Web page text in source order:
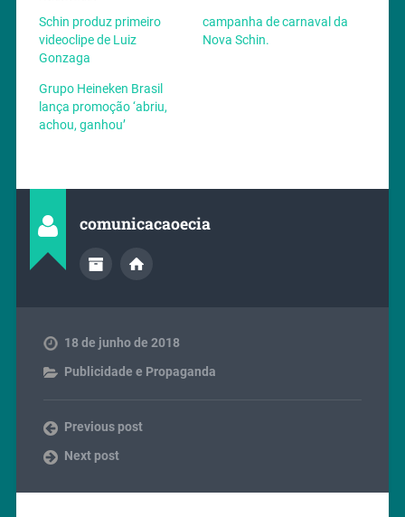
Schin produz primeiro
videoclipe de Luiz
Gonzaga
campanha de carnaval da
Nova Schin.
Grupo Heineken Brasil
lança promoção ‘abriu,
achou, ganhou’
comunicacaoecia
18 de junho de 2018
Publicidade e Propaganda
Previous post
Next post